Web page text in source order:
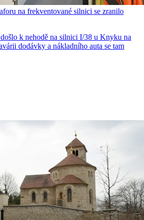
na frekventované silnici se zranilo
k nehodě na silnici I/38 u Knyku na
dodávky a nákladního auta se tam